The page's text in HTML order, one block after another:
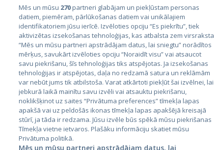
Valstis
Igaunija
Latvija
Lietuva
Mēs un mūsu 270partneri glabājam un piekļūstam personas
datiem, piemēram, pārlūkošanas datiem vai unikālajiem
identifikatoriem jūsu ierīcē. Izvēloties opciju “Es piekrītu”, tiek
aktivizētas izsekošanas tehnoloģijas, kas atbalsta zem virsraksta
“Mēs un mūsu partneri apstrādājam datus, lai sniegtu” norādītos
mērķus, savukārt izvēloties opciju “Noraidīt visu” vai atsaucot
savu piekrišanu, šīs tehnoloģijas tiks atspējotas. Ja izsekošanas
tehnoloģijas ir atspējotas, daļa no redzamā satura un reklāmām
var nebūt jums tik atbilstoša. Varat atkārtoti piekļūt šai izvēlnei, lai
jebkurā laikā mainītu savu izvēli vai atsauktu piekrišanu,
noklikšķinot uz saites “Privātuma preferences” tīmekļa lapas
apakšā vai uz peldošās ikonas tīmekļa lapas apakšējā kreisajā
stūrī, ja tāda ir redzama. Jūsu izvēle būs spēkā mūsu piekrišanas
Tīmekļa vietne ietvaros. Plašāku informāciju skatiet mūsu
Privātuma politikā.
Mēs un mūsu partneri apstrādājam datus, lai